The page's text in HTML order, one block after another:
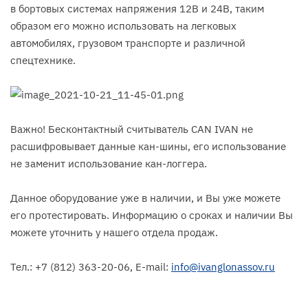
в бортовых системах напряжения 12В и 24В, таким
образом его можно использовать на легковых
автомобилях, грузовом транспорте и различной
спецтехнике.
Важно! Бесконтактный считыватель CAN IVAN не
расшифровывает данные кан-шины, его использование
не заменит использование кан-логгера.
Данное оборудование уже в наличии, и Вы уже можете
его протестировать. Информацию о сроках и наличии Вы
можете уточнить у нашего отдела продаж.
Тел.: +7 (812) 363-20-06, E-mail: info@ivanglonassov.ru